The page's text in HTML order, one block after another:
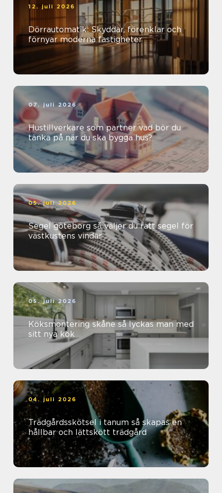
12. juli 2026
Dörrautomatik: Skyddar, förenklar och
förnyar moderna fastigheter
07. juli 2026
Hustillverkare som partner vad bör du
tänka på när du ska bygga hus?
05. juli 2026
Segel göteborg så väljer du rätt segel för
västkustens vindar
05. juli 2026
Köksmontering skåne så lyckas man med
sitt nya kök
04. juli 2026
Trädgårdsskötsel i tanum så skapas en
hållbar och lättskött trädgård